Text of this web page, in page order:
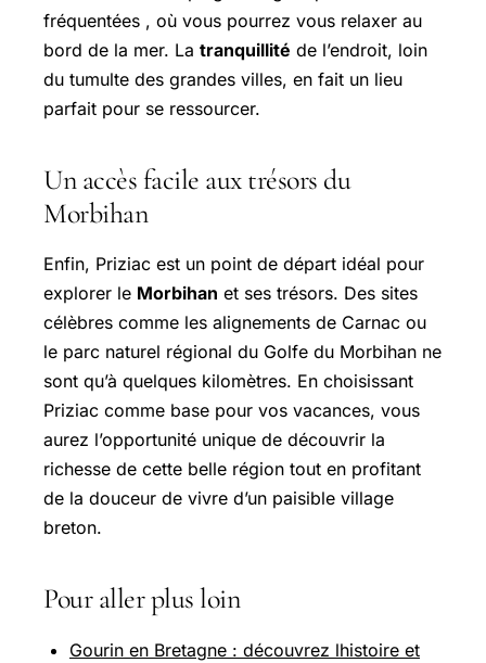
fréquentées , où vous pourrez vous relaxer au
bord de la mer. La tranquillité de l’endroit, loin
du tumulte des grandes villes, en fait un lieu
parfait pour se ressourcer.
Un accès facile aux trésors du
Morbihan
Enfin, Priziac est un point de départ idéal pour
explorer le Morbihan et ses trésors. Des sites
célèbres comme les alignements de Carnac ou
le parc naturel régional du Golfe du Morbihan ne
sont qu’à quelques kilomètres. En choisissant
Priziac comme base pour vos vacances, vous
aurez l’opportunité unique de découvrir la
richesse de cette belle région tout en profitant
de la douceur de vivre d’un paisible village
breton.
Pour aller plus loin
Gourin en Bretagne : découvrez lhistoire et